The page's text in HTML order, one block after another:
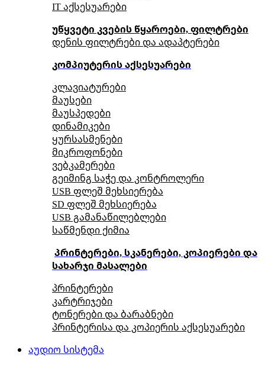
IT აქსესუარები
უწყვეტი კვების წყაროები, ფილტრები
დენის ფილტრები და ადაპტერები
კომპიუტერის აქსესუარები
კლავიატურები
მაუსები
მაუსპედები
დინამიკები
ყურსასმენები
მიკროფონები
ვებკამერები
გეიმინგ საჭე და კონტროლერი
USB ფლეშ მეხსიერება
SD ფლეშ მეხსიერება
USB გამანაწილებლები
საწმენდი ქიმია
პრინტერები, სკანერები, კოპიერები და
სახარჯი მასალები
პრინტერები
კარტრიჯები
ტონერები და ბარაბნები
პრინტერისა და კოპიერის აქსესუარები
აუდიო სისტემა